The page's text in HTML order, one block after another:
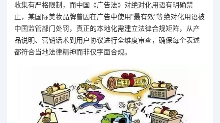
收集有严格限制，而中国《广告法》对绝对化用语有明确禁
止，某国际美妆品牌曾因在广告中使用"最有效"等绝对化用语被
中国监管部门处罚，真正的本地化需建立法律合规矩阵，从产
品说明、营销话术到用户协议进行全维度审查，确保每个表述
都符合当地法律精神而非仅字面合规。